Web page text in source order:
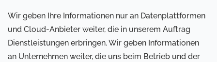
Wir geben Ihre Informationen nur an Datenplattformen
und Cloud-Anbieter weiter, die in unserem Auftrag
Dienstleistungen erbringen. Wir geben Informationen
an Unternehmen weiter, die uns beim Betrieb und der